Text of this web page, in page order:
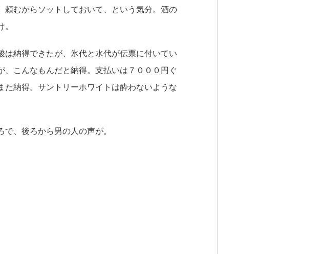
むからソットしておいて、という気分。酒の
納得できたが、氷代と水代が伝票に付いてい
こんなもんだと納得。支払いは７０００円ぐ
納得。サントリーホワイトは酔わないような
、後ろから男の人の声が。